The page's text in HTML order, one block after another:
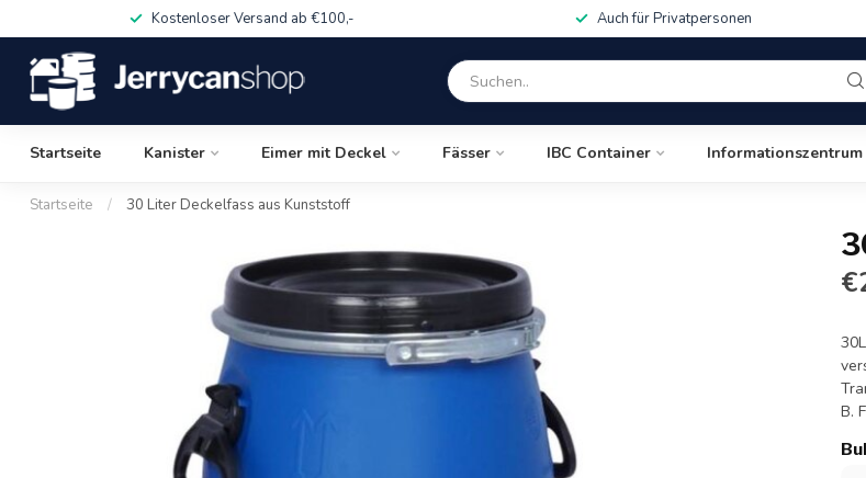
Kostenloser Versand ab €100,- Auch für Privatpersonen
Startseite Kanister Eimer mit Deckel Fässer IBC Container Informationszentrum
Startseite / 30 Liter Deckelfass aus Kunststoff
B.